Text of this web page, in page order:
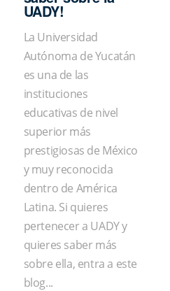
UADY!
La Universidad
Autónoma de Yucatán
es una de las
instituciones
educativas de nivel
superior más
prestigiosas de México
y muy reconocida
dentro de América
Latina. Si quieres
pertenecer a UADY y
quieres saber más
sobre ella, entra a este
blog...